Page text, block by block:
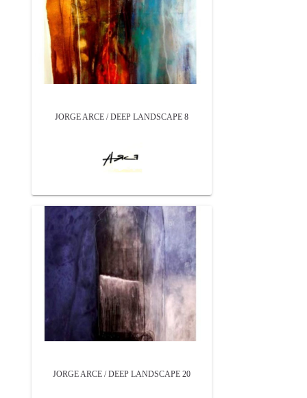
JORGE ARCE / DEEP LANDSCAPE 8
JORGE ARCE / DEEP LANDSCAPE 20